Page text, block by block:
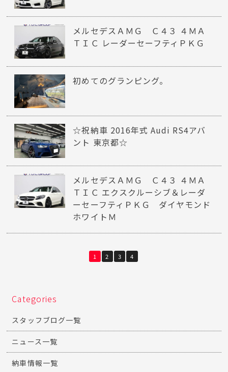
メルセデスＡＭＧ Ｃ４３ ４ＭＡ
ＴＩＣ レーダーセーフティＰＫＧ
初めてのグランピング。
☆祝納車 2016年式 Audi RS4アバ
ント 東京都☆
メルセデスＡＭＧ Ｃ４３ ４ＭＡ
ＴＩＣ エクスクルーシブ＆レーダ
ーセーフティＰＫＧ ダイヤモンド
ホワイトＭ
1 2 3 4
Categories
スタッフブログ一覧
ニュース一覧
納車情報一覧